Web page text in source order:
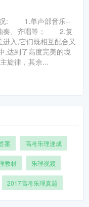
: 1.单声部音乐--
独奏、齐唱等； 2.复
入,它们既相互配合又
,达到了高度完美的境
旋律，其余...
案 高考乐理速成
教材 乐理视频
2017高考乐理真题